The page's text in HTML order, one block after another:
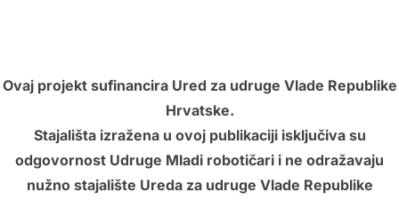
Ovaj projekt sufinancira Ured za udruge Vlade Republike
Hrvatske.
Stajališta izražena u ovoj publikaciji isključiva su
odgovornost Udruge Mladi robotičari i ne odražavaju
nužno stajalište Ureda za udruge Vlade Republike